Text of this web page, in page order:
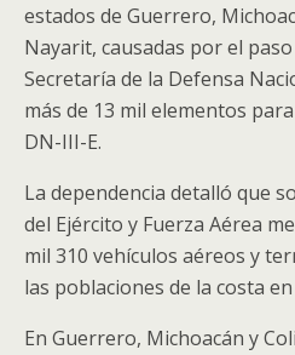
estados de Guerrero,
Nayarit, causadas por el
Secretaría de la Defensa
más de 13 mil elementos
DN-III-E.
La dependencia detalló que
del Ejército y Fuerza Aérea
mil 310 vehículos aéreos y
las poblaciones de la costa
En Guerrero, Michoacán y